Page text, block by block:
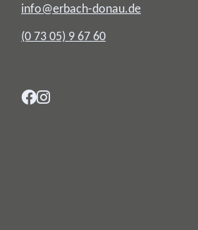
info@erbach-donau.de
(0 73 05) 9 67 60